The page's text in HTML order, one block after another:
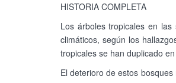
HISTORIA COMPLETA
Los árboles tropicales en
climáticos, según los
tropicales se han duplicado
El deterioro de estos